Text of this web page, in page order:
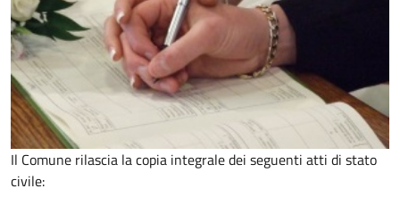
Il Comune rilascia la copia integrale dei seguenti atti di stato
civile: